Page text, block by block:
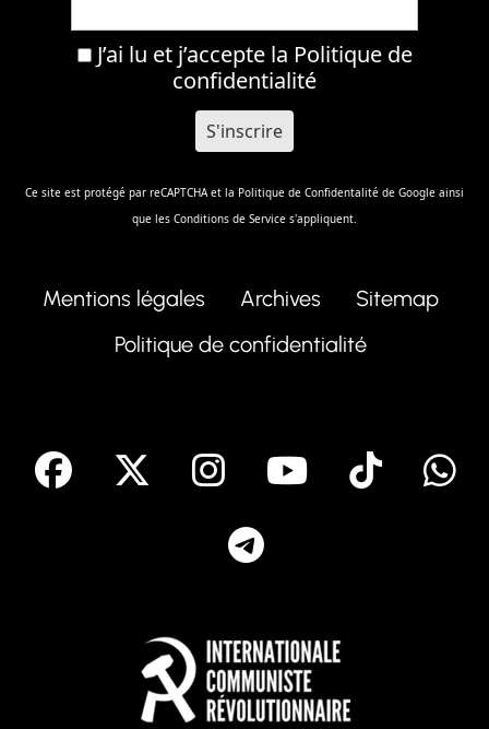
J’ai lu et j’accepte la Politique de
confidentialité
Ce site est protégé par reCAPTCHA et la Politique de Confidentalité de Google ainsi
que les Conditions de Service s'appliquent.
Mentions légales Archives
Sitemap
Politique de confidentialité
facebook Instagram
Youtube
Tik